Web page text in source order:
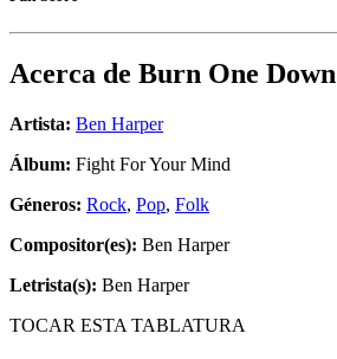
Acerca de Burn One Down
Artista: Ben Harper
Álbum: Fight For Your Mind
Géneros: Rock, Pop, Folk
Compositor(es): Ben Harper
Letrista(s): Ben Harper
TOCAR ESTA TABLATURA